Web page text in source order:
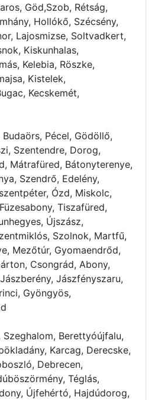
Göd,Szob, Rétság,
Hollókő, Szécsény,
Lajosmizse, Soltvadkert,
Kiskunhalas,
Kelebia, Röszke,
Kistelek,
Kecskemét,
Pécel, Gödöllő,
Szentendre, Dorog,
Mátrafüred, Bátonyterenye,
Szendrő, Edelény,
Ózd, Miskolc,
Tiszafüred,
Újszász,
Szolnok, Martfű,
Mezőtúr, Gyomaendrőd,
Csongrád, Abony,
Jászfényszaru,
Gyöngyös,
Szeghalom, Berettyóújfalu,
Karcag, Derecske,
Debrecen,
Téglás,
Újfehértó, Hajdúdorog,